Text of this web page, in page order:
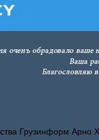
Грузинформ Арно